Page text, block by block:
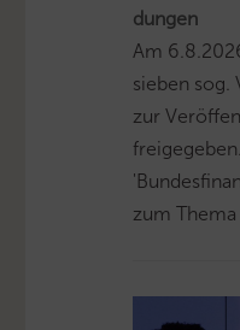
dungen
Am
sieben sog.
zur
zum